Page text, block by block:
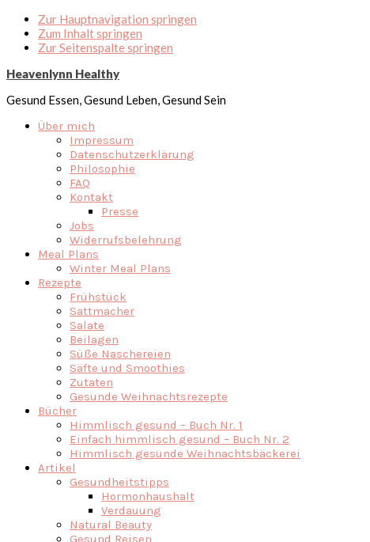
Zur Hauptnavigation springen
Zum Inhalt springen
Zur Seitenspalte springen
Heavenlynn Healthy
Gesund Essen, Gesund Leben, Gesund Sein
Über mich
Impressum
Datenschutzerklärung
Philosophie
FAQ
Kontakt
Presse
Jobs
Widerrufsbelehrung
Meal Plans
Winter Meal Plans
Rezepte
Frühstück
Sattmacher
Salate
Beilagen
Süße Naschereien
Säfte und Smoothies
Zutaten
Gesunde Weihnachtsrezepte
Bücher
Himmlisch gesund – Buch Nr. 1
Einfach himmlisch gesund – Buch Nr. 2
Himmlisch gesunde Weihnachtsbäckerei
Artikel
Gesundheitstipps
Hormonhaushalt
Verdauung
Natural Beauty
Gesund Reisen